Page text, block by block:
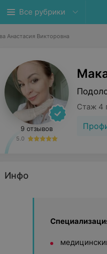
Все рубрики
Анастасия Викторовна
9 отзывов
5.0
Стаж 4
Инфо